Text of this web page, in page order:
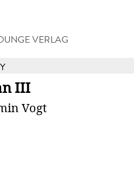
VERLAG
III
Vogt